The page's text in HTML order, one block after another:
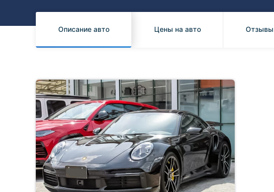
Subaru
Описание авто Цены на авто Отзывы